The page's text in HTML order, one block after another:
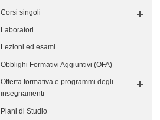
Corsi singoli
Laboratori
Lezioni ed esami
Obblighi Formativi Aggiuntivi (OFA)
Offerta formativa e programmi degli
insegnamenti
Piani di Studio